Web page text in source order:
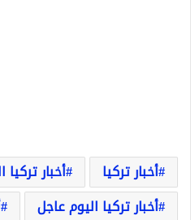
أخبار تركيا
أخبار تركيا
أخبار تركيا اليوم عاجل